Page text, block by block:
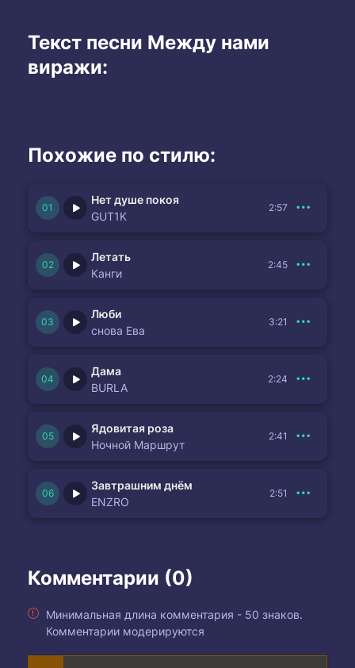
Текст песни Между нами
виражи:
Похожие по стилю:
Нет душе покоя
GUT1K
2:57
Летать
Канги
2:45
Люби
снова Ева
3:21
Дама
BURLA
2:24
Ядовитая роза
Ночной Маршрут
2:41
Завтрашним днём
ENZRO
2:51
Комментарии (0)
Минимальная длина комментария - 50 знаков.
Комментарии модерируются